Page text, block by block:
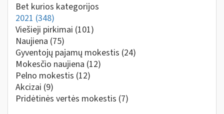
Bet kurios kategorijos
2021 (348)
Viešieji pirkimai (101)
Naujiena (75)
Gyventojų pajamų mokestis (24)
Mokesčio naujiena (12)
Pelno mokestis (12)
Akcizai (9)
Pridėtinės vertės mokestis (7)